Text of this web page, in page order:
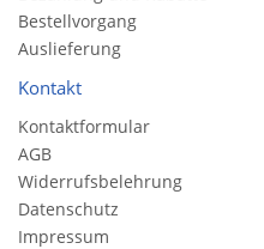
Bestellvorgang
Auslieferung
Kontakt
Kontaktformular
AGB
Widerrufsbelehrung
Datenschutz
Impressum